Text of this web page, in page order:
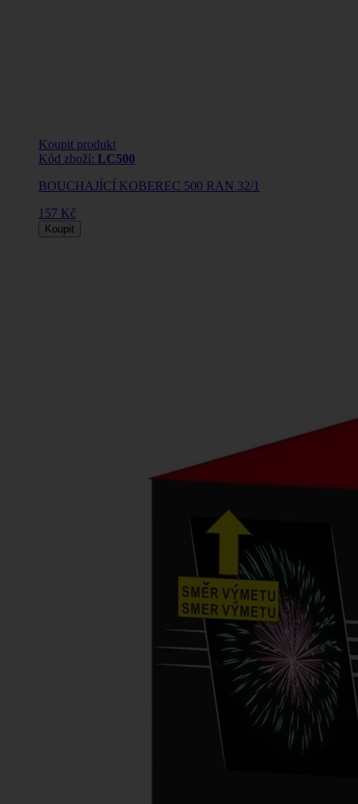
Koupit produkt
Kód zboží: LC500
BOUCHAJÍCÍ KOBEREC 500 RAN 32/1
157 Kč
Koupit